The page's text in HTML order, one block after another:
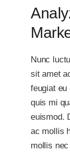
Nunc
sit amet
feugiat
quis mi
euismod.
ac mollis
mollis